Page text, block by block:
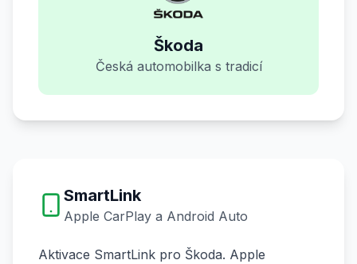
Škoda
Česká automobilka s tradicí
SmartLink
Apple CarPlay a Android Auto
Aktivace SmartLink pro Škoda. Apple